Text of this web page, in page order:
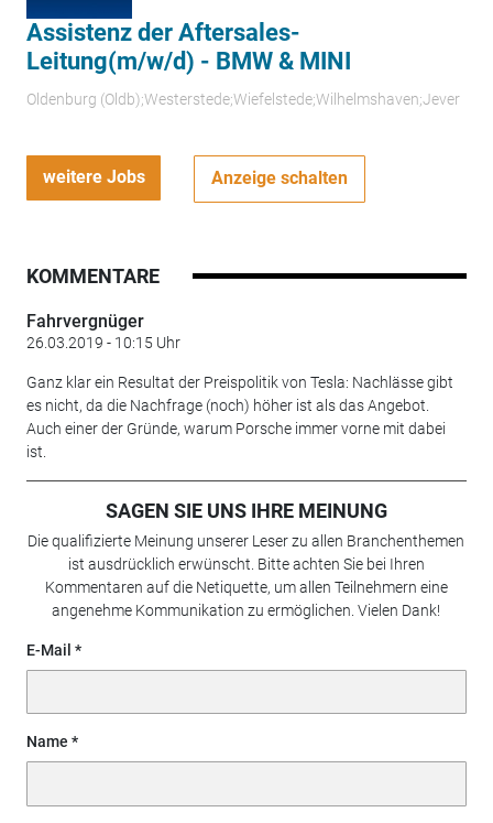
Assistenz der Aftersales-
Leitung(m/w/d) - BMW & MINI
Oldenburg (Oldb);Westerstede;Wiefelstede;Wilhelmshaven;Jever
weitere Jobs Anzeige schalten
KOMMENTARE
Fahrvergnüger
26.03.2019 - 10:15 Uhr
Ganz klar ein Resultat der Preispolitik von Tesla: Nachlässe gibt
es nicht, da die Nachfrage (noch) höher ist als das Angebot.
Auch einer der Gründe, warum Porsche immer vorne mit dabei
ist.
SAGEN SIE UNS IHRE MEINUNG
Die qualifizierte Meinung unserer Leser zu allen Branchenthemen
ist ausdrücklich erwünscht. Bitte achten Sie bei Ihren
Kommentaren auf die Netiquette, um allen Teilnehmern eine
angenehme Kommunikation zu ermöglichen. Vielen Dank!
E-Mail
Name